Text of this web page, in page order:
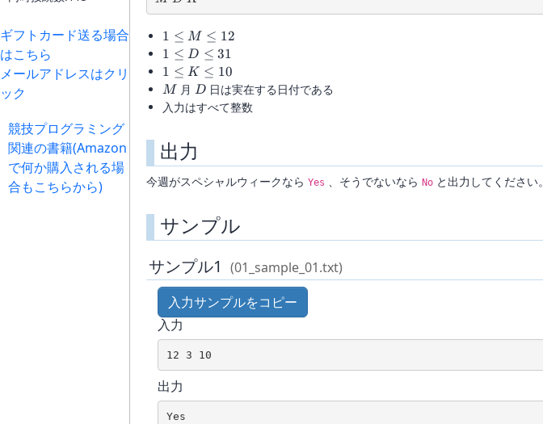
ギフトカード送る場合
はこちら
メールアドレスはクリ
ック
競技プログラミング
関連の書籍(Amazon
で何か購入される場
合もこちらから)
1\le
M\le
12
1 ≤ M ≤ 12
1\le
D\le
31
1 ≤ D ≤ 31
1\le
K\le
10
1 ≤ K ≤ 10
M
M月 D
D 日は実在する日付である
入力はすべて整数
出力
今週がスペシャルウィークなら Yes 、そうでないなら No と出力してください。
サンプル
サンプル1
(01_sample_01.txt)
入力サンプルをコピー
入力
出力